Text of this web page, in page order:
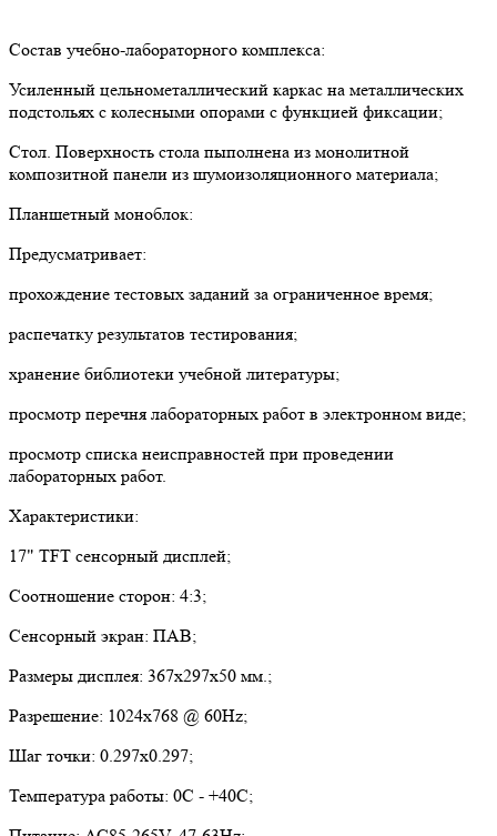
Состав учебно-лабораторного комплекса:
Усиленный цельнометаллический каркас на металлических
подстольях с колесными опорами с функцией фиксации;
Стол. Поверхность стола пыполнена из монолитной
композитной панели из шумоизоляционного материала;
Планшетный моноблок:
Предусматривает:
прохождение тестовых заданий за ограниченное время;
распечатку результатов тестирования;
хранение библиотеки учебной литературы;
просмотр перечня лабораторных работ в электронном виде;
просмотр списка неисправностей при проведении
лабораторных работ.
Характеристики:
17" TFT сенсорный дисплей;
Соотношение сторон: 4:3;
Сенсорный экран: ПАВ;
Размеры дисплея: 367х297х50 мм.;
Разрешение: 1024х768 @ 60Hz;
Шаг точки: 0.297х0.297;
Температура работы: 0С - +40С;